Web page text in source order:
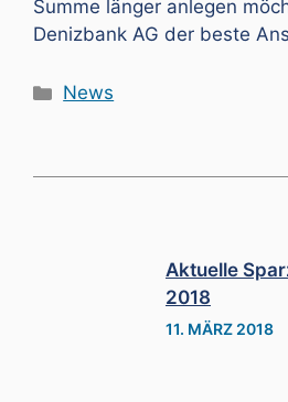
Summe länger anlegen
Denizbank AG der beste
Kategorien
News
Aktuelle
2018
11. MÄRZ 2018